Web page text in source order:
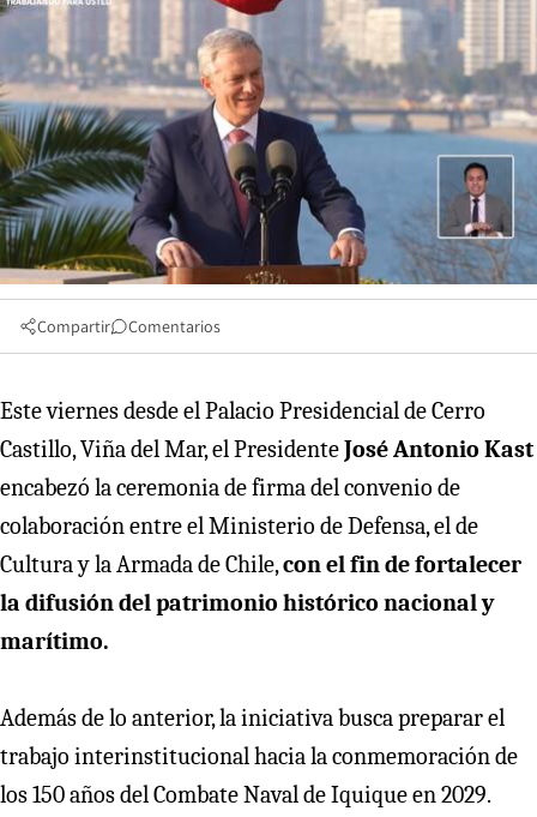
Compartir Comentarios
Este viernes desde el Palacio Presidencial de Cerro
Castillo, Viña del Mar, el PresidenteJosé Antonio Kast
encabezó la ceremonia de firma del convenio de
colaboración entre el Ministerio de Defensa, el de
Cultura y la Armada de Chile,con el fin de fortalecer
la difusión del patrimonio histórico nacional y
marítimo.
Además de lo anterior, la iniciativa busca preparar el
trabajo interinstitucional hacia la conmemoración de
los 150 años del Combate Naval de Iquique en 2029.